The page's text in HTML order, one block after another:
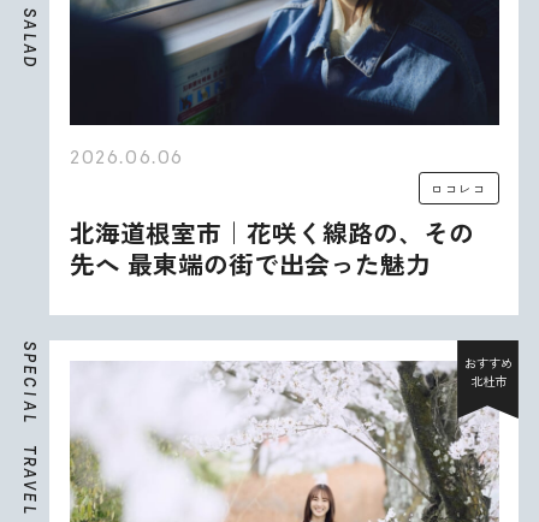
S
A
L
A
D
2026.06.06
ロコレコ
北海道根室市｜花咲く線路の、その
先へ 最東端の街で出会った魅力
S
P
E
C
I
A
L
T
R
A
V
E
L
おすすめ
北杜市